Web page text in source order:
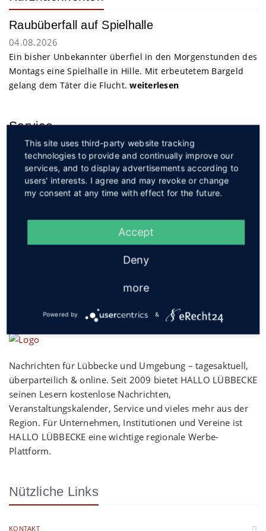
Raubüberfall auf Spielhalle
04.08.2026
Ein bisher Unbekannter überfiel in den Morgenstunden des
Montags eine Spielhalle in Hille. Mit erbeutetem Bargeld
gelang dem Täter die Flucht.weiterlesen
Service
Social
Nachrichten für Lübbecke und Umgebung – tagesaktuell,
überparteilich & online. Seit 2009 bietet HALLO LÜBBECKE
seinen Lesern kostenlose Nachrichten,
Veranstaltungskalender, Service und vieles mehr aus der
Region. Für Unternehmen, Institutionen und Vereine ist
HALLO LÜBBECKE eine wichtige regionale Werbe-
Plattform.
Nützliche Links
KONTAKT
This site uses third-party website tracking
technologies to provide and continually improve our
services, and to display advertisements according to
users' interests. I agree and may revoke or change
my consent at any time with effect for the future.
Accept
Deny
more
Powered by &